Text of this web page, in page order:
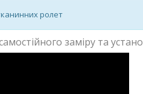
ролет
заміру та